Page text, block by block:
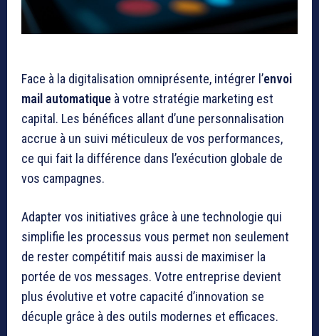
Face à la digitalisation omniprésente, intégrer l’envoi
mail automatique à votre stratégie marketing est
capital. Les bénéfices allant d’une personnalisation
accrue à un suivi méticuleux de vos performances,
ce qui fait la différence dans l’exécution globale de
vos campagnes.
Adapter vos initiatives grâce à une technologie qui
simplifie les processus vous permet non seulement
de rester compétitif mais aussi de maximiser la
portée de vos messages. Votre entreprise devient
plus évolutive et votre capacité d’innovation se
décuple grâce à des outils modernes et efficaces.